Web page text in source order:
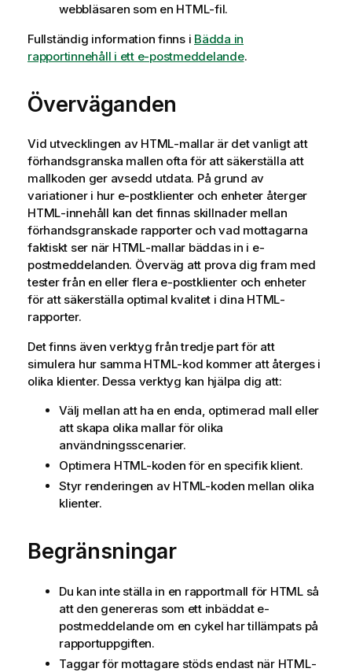
webbläsaren som en HTML-fil.
Fullständig information finns i Bädda in
rapportinnehåll i ett e-postmeddelande.
Överväganden
Vid utvecklingen av HTML-mallar är det vanligt att
förhandsgranska mallen ofta för att säkerställa att
mallkoden ger avsedd utdata. På grund av
variationer i hur e-postklienter och enheter återger
HTML-innehåll kan det finnas skillnader mellan
förhandsgranskade rapporter och vad mottagarna
faktiskt ser när HTML-mallar bäddas in i e-
postmeddelanden. Överväg att prova dig fram med
tester från en eller flera e-postklienter och enheter
för att säkerställa optimal kvalitet i dina HTML-
rapporter.
Det finns även verktyg från tredje part för att
simulera hur samma HTML-kod kommer att återges i
olika klienter. Dessa verktyg kan hjälpa dig att:
Välj mellan att ha en enda, optimerad mall eller
att skapa olika mallar för olika
användningsscenarier.
Optimera HTML-koden för en specifik klient.
Styr renderingen av HTML-koden mellan olika
klienter.
Begränsningar
Du kan inte ställa in en rapportmall för HTMLså
att den genereras som ett inbäddat e-
postmeddelande om en cykel har tillämpats på
rapportuppgiften.
Taggar för mottagare stöds endast när HTML-